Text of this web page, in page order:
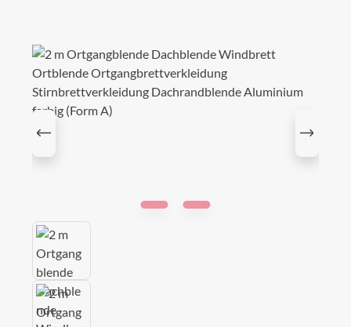
Bildergalerie überspringen